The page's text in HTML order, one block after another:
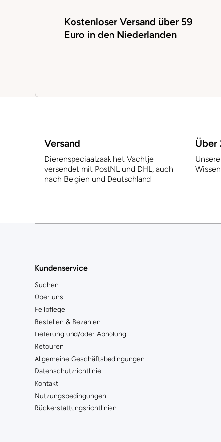
Kostenloser Versand über 59
Euro in den Niederlanden
Versand
Dierenspeciaalzaak het Vachtje
versendet mit PostNL und DHL, auch
nach Belgien und Deutschland
Über
Kundenservice
Suchen
Über uns
Fellpflege
Bestellen & Bezahlen
Lieferung und/oder Abholung
Retouren
Allgemeine Geschäftsbedingungen
Datenschutzrichtlinie
Kontakt
Nutzungsbedingungen
Rückerstattungsrichtlinien